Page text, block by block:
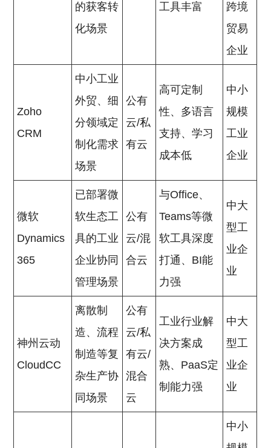
的获客转
化场景
工具丰富
跨境
贸易
企业
Zoho
CRM
中小工业
外贸、细
分领域定
制化需求
场景
公有
云/私
有云
高可定制
性、多语言
支持、学习
成本低
中小
规模
工业
企业
微软
Dynamics
365
已部署微
软生态工
具的工业
企业协同
管理场景
公有
云/混
合云
与Office、
Teams等微
软工具深度
打通、BI能
力强
中大
型工
业企
业
神州云动
CloudCC
离散制
造、流程
制造等复
杂生产协
同场景
公有
云/私
有云/
混合
云
工业行业解
决方案成
熟、PaaS定
制能力强
中大
型工
业企
业
中小